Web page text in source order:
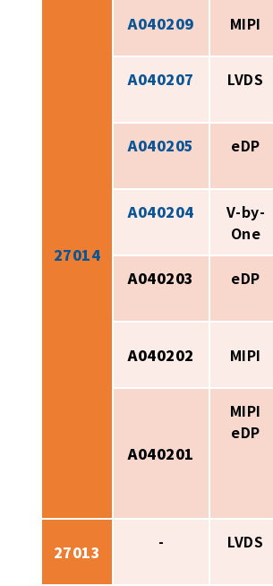
27014
A040209 MIPI
A040207 LVDS
A040205 eDP
A040204
V-by-
One
A040203 eDP
A040202 MIPI
A040201
MIPI
eDP
27013 - LVDS